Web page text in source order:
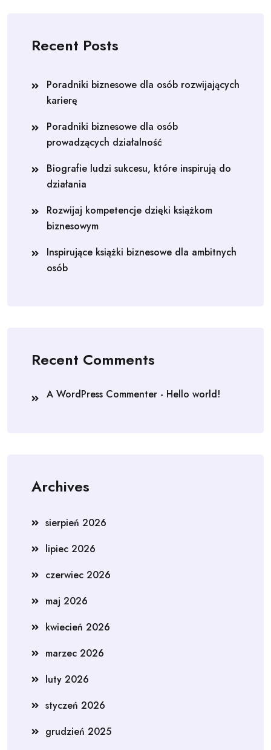
Recent Posts
Poradniki biznesowe dla osób rozwijających
karierę
Poradniki biznesowe dla osób
prowadzących działalność
Biografie ludzi sukcesu, które inspirują do
działania
Rozwijaj kompetencje dzięki książkom
biznesowym
Inspirujące książki biznesowe dla ambitnych
osób
Recent Comments
A WordPress Commenter - Hello world!
Archives
sierpień 2026
lipiec 2026
czerwiec 2026
maj 2026
kwiecień 2026
marzec 2026
luty 2026
styczeń 2026
grudzień 2025